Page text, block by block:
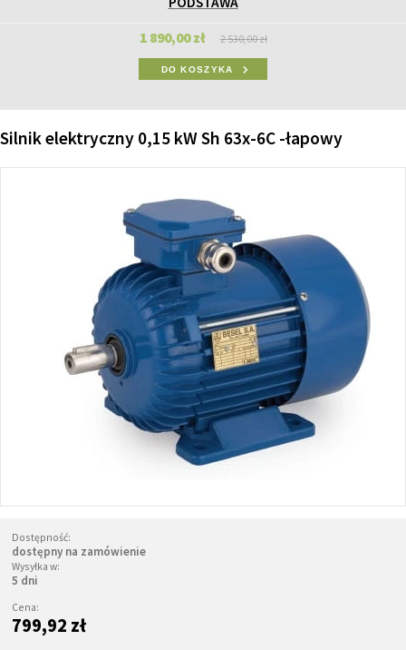
1 890,00 zł 2 530,00 zł
DO KOSZYKA
Silnik elektryczny 0,15 kW Sh 63x-6C -łapowy
Dostępność:
dostępny na zamówienie
Wysyłka w:
5 dni
Cena:
799,92 zł